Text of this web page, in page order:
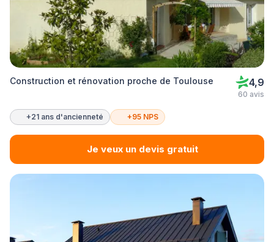
Construction et rénovation proche de Toulouse 4,9
60 avis
+21 ans d'ancienneté +95 NPS
Je veux un devis gratuit